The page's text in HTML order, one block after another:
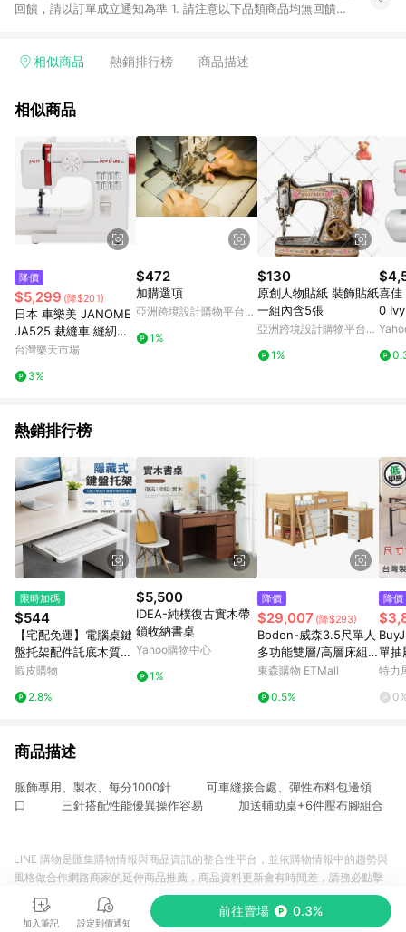
回饋，請以訂單成立通知為準 1. 請注意以下品類商品均無回饋：
電玩/遊戲/相機/單眼/鏡頭/拍立得 [2024/6/1起適用] -內接硬
的購回饋活動享Yahoo超贈點回饋者 - 購物中心商店之商品：商
3. 訂單回饋金額將扣除運費/購物金/超贈點/福利金/紅利折抵/折
價券等虛擬貨幣折抵 4. 大宗採購或批發轉賣不具回饋資格： 如
有相關事證認定您為大宗採購、批發轉賣而非最終消費使用者，
相關認定以Yahoo購物中心之認定為準
相似商品 熱銷排行榜 商品描述
相似商品
降價
$5,299 (降$201)
日本 車樂美 JANOME
JA525 裁縫車 縫紉機
紅 家庭用 桌上型 8種
台灣樂天市場
3%
$472
加購選項
亞洲跨境設計購物平台
1%
$130
原創人物貼紙 裝飾貼紙
一組內含5張
亞洲跨境設計購物平台
1%
喜佳
0
熱銷排行榜
限時加碼
$544
【宅配免運】電腦桌鍵
盤托架配件託底木質托
盤靜音吊裝二節加厚滑
打孔滑軌鍵盤架 免安裝
蝦皮購物
2.8%
$5,500
IDEA-純樸復古實木帶
鎖收納書桌
Yahoo購物中心
1%
降價
$29,007 (降$293)
Boden-威森3.5尺單人
多功能雙層/高層床組
(床架+三斗櫃+開放櫃
東森購物 ETMall
0.5%
降價
單抽
公分
特力
商品描述
服飾專用、製衣、每分1000針 可車縫接合處、彈性布料包邊領
口 三針搭配性能優異操作容易 加送輔助桌+6件壓布腳組合
加入筆記 設定到價通知
前往賣場 0.3%
LINE 購物是匯集購物情報與商品資訊的整合性平台，並依購物情報中的趨勢與
風格做合作網路商家的延伸商品推薦，商品資料更新會有時間差，請務必點擊
商品至各合作網路商家，確認現售價與購物條件，一切資訊以合作廠商網頁為
準。